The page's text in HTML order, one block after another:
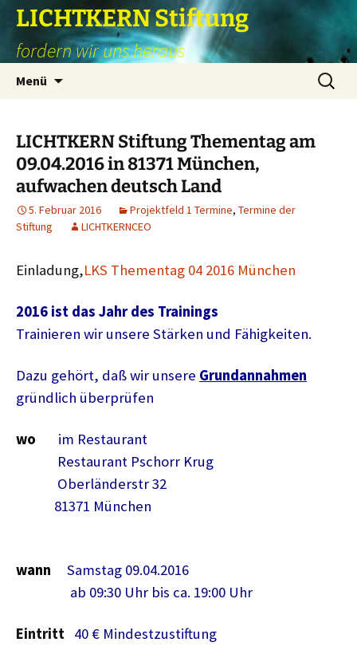
Zum
Inhalt
springen
LICHTKERN Stiftung
fordern wir uns heraus
Menü
Suchen
nach:
LICHTKERN Stiftung Thementag am
09.04.2016 in 81371 München,
aufwachen deutsch Land
5. Februar 2016 Projektfeld 1 Termine, Termine der
Stiftung
LICHTKERNCEO
Einladung,LKS Thementag 04 2016 München
2016 ist das Jahr des Trainings
Trainieren wir unsere Stärken und Fähigkeiten.
Dazu gehört, daß wir unsere Grundannahmen
gründlich überprüfen
wo im Restaurant
Restaurant Pschorr Krug
Oberländerstr 32
81371 München
wann Samstag 09.04.2016
ab 09:30 Uhr bis ca. 19:00 Uhr
Eintritt 40 € Mindestzustiftung